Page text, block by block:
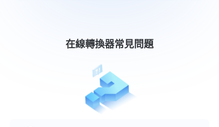
在線轉換器常見問題